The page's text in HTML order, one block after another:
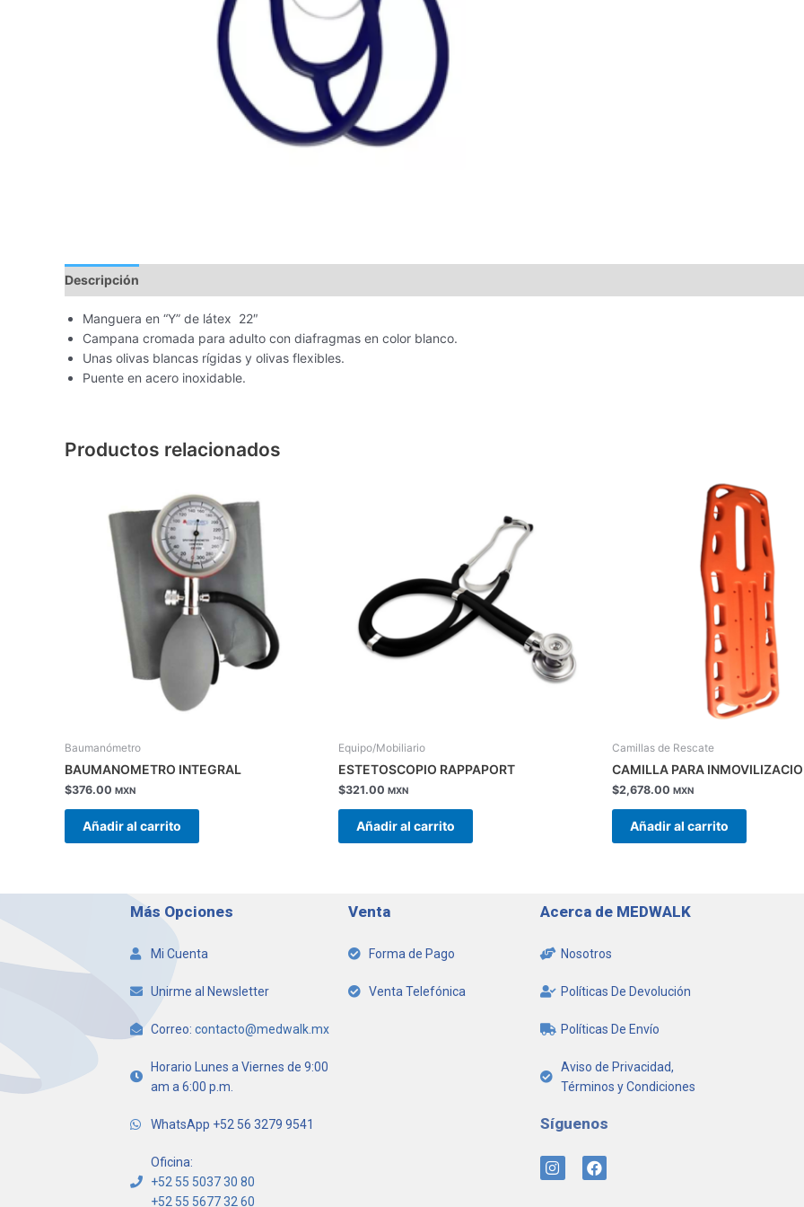
Descripción
Manguera en “Y” de látex 22″
Campana cromada para adulto con diafragmas en color blanco.
Unas olivas blancas rígidas y olivas flexibles.
Puente en acero inoxidable.
Productos relacionados
Baumanómetro
BAUMANOMETRO INTEGRAL
$376.00 MXN
Añadir al carrito
Equipo/Mobiliario
ESTETOSCOPIO RAPPAPORT
$321.00 MXN
Añadir al carrito
Camillas de Rescate
CAMILLA PARA
$2,678.00 MXN
Añadir al carrito
Más Opciones
Mi Cuenta
Unirme al Newsletter
Correo: contacto@medwalk.mx
Horario Lunes a Viernes de 9:00
am a 6:00 p.m.
WhatsApp +52 56 3279 9541
Oficina:
+52 55 5037 30 80
+52 55 5677 32 60
Venta
Forma de Pago
Venta Telefónica
Acerca de MEDWALK
Nosotros
Políticas De Devolución
Políticas De Envío
Aviso de Privacidad,
Términos y Condiciones
Síguenos
I
n
F
a